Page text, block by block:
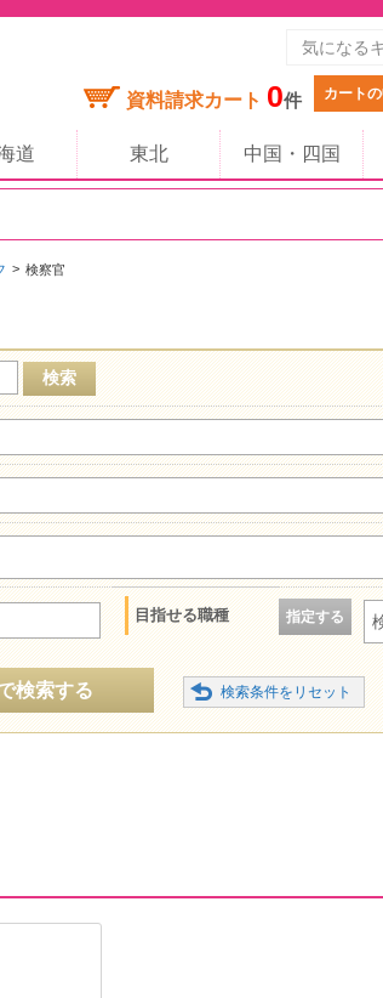
資料請求カート 0件 カート
道 東北 中国・四国
検察官
目指せる職種 指定する
検索する